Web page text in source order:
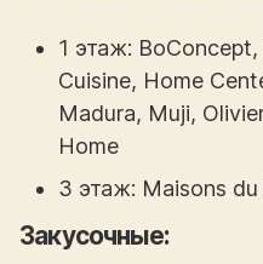
1 этаж:
Cuisine, Home
Madura, Muji,
Home
3 этаж: Maisons
Закусочные: